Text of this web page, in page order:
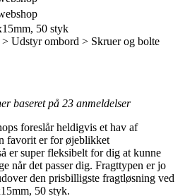
50 styk
Udstyr ombord > Skruer og bolte
baseret på 23 anmeldelser
foreslår heldigvis et hav af
favorit er for øjeblikket
er super fleksibelt for dig at kunne
når det passer dig. Fragttypen er jo
den prisbilligste fragtløsning ved
50 styk.